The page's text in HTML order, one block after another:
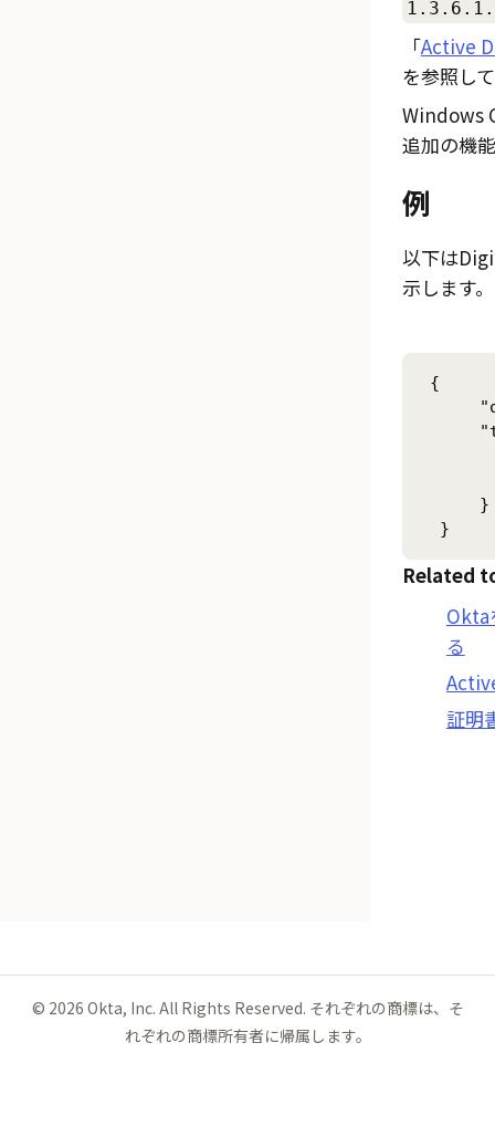
「Active
を参照し
Windows
追加の機
例
以下は
示します。
{
      }
  }
Related
Okta
る
証明
© 2026 Okta, Inc. All Rights Reserved. それぞれの商標は、そ
れぞれの商標所有者に帰属します。